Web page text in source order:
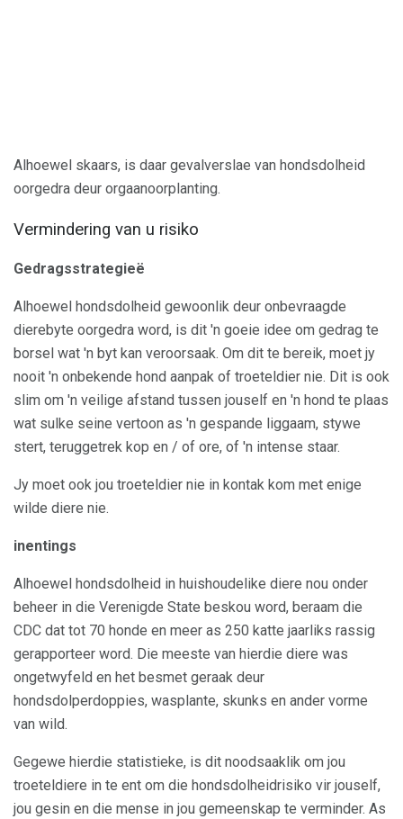
Alhoewel skaars, is daar gevalverslae van hondsdolheid
oorgedra deur orgaanoorplanting.
Vermindering van u risiko
Gedragsstrategieë
Alhoewel hondsdolheid gewoonlik deur onbevraagde
dierebyte oorgedra word, is dit 'n goeie idee om gedrag te
borsel wat 'n byt kan veroorsaak. Om dit te bereik, moet jy
nooit 'n onbekende hond aanpak of troeteldier nie. Dit is ook
slim om 'n veilige afstand tussen jouself en 'n hond te plaas
wat sulke seine vertoon as 'n gespande liggaam, stywe
stert, teruggetrek kop en / of ore, of 'n intense staar.
Jy moet ook jou troeteldier nie in kontak kom met enige
wilde diere nie.
inentings
Alhoewel hondsdolheid in huishoudelike diere nou onder
beheer in die Verenigde State beskou word, beraam die
CDC dat tot 70 honde en meer as 250 katte jaarliks ​​rassig
gerapporteer word. Die meeste van hierdie diere was
ongetwyfeld en het besmet geraak deur
hondsdolperdoppies, wasplante, skunks en ander vorme
van wild.
Gegewe hierdie statistieke, is dit noodsaaklik om jou
troeteldiere in te ent om die hondsdolheidrisiko vir jouself,
jou gesin en die mense in jou gemeenskap te verminder. As